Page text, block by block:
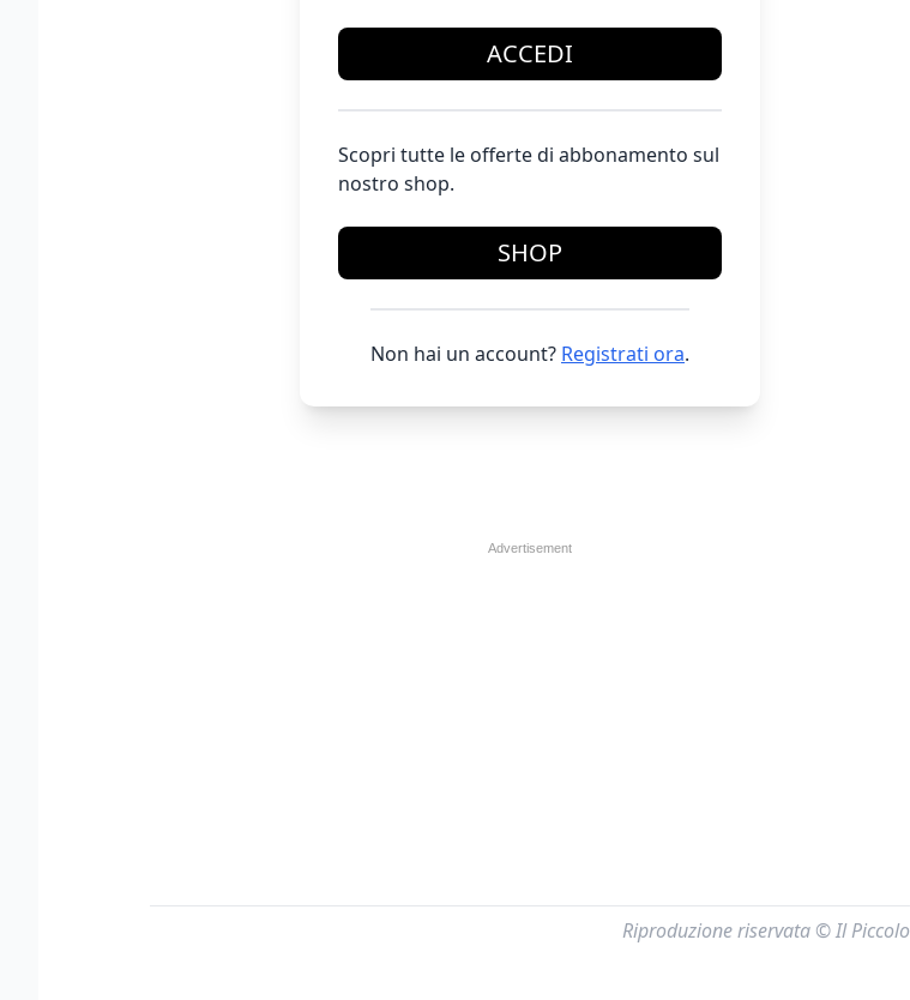
ACCEDI
Scopri tutte le offerte di abbonamento sul
nostro shop.
SHOP
Non hai un account? Registrati ora.
Riproduzione riservata © Il Piccolo